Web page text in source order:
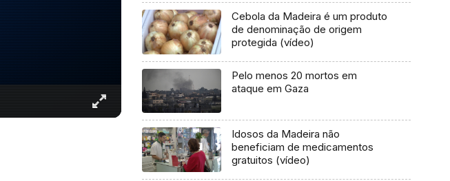
Cebola da Madeira é um produto
de denominação de origem
protegida (vídeo)
Pelo menos 20 mortos em
ataque em Gaza
Idosos da Madeira não
beneficiam de medicamentos
gratuitos (vídeo)